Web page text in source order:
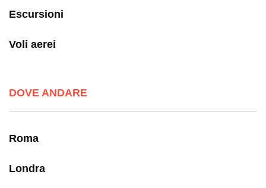
Escursioni
Voli aerei
DOVE ANDARE
Roma
Londra